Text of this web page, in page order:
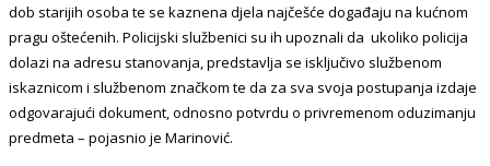
dob starijih osoba te se kaznena djela najčešće događaju na kućnom
pragu oštećenih. Policijski službenici su ih upoznali da ukoliko policija
dolazi na adresu stanovanja, predstavlja se isključivo službenom
iskaznicom i službenom značkom te da za sva svoja postupanja izdaje
odgovarajući dokument, odnosno potvrdu o privremenom oduzimanju
predmeta – pojasnio je Marinović.